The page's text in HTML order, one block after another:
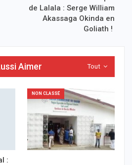
de Lalala : Serge William
Akassaga Okinda en
Goliath !
Tout
Aimer
:
NON CLASSÉ